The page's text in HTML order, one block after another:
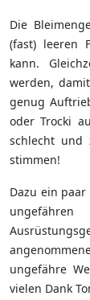
Die
(fast) leeren
kann.
werden,
genug
oder Trocki
schlecht und
stimmen!
Dazu ein
ungefähre
vielen Dank